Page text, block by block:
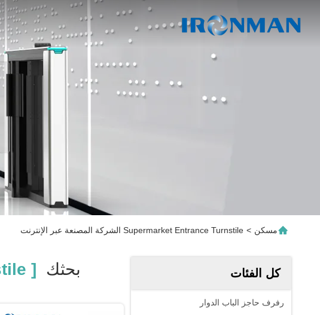
مسكن > Supermarket Entrance Turnstile الشركة المصنعة عبر الإنترنت
كل الفئات
رفرف حاجز الباب الدوار
بحثك [ Supermarket Entrance Turnstile ]